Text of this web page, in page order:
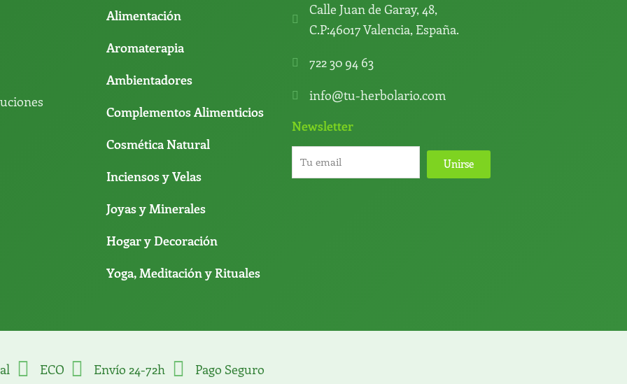
Alimentación
Aromaterapia
Ambientadores
Complementos Alimenticios
Cosmética Natural
Inciensos y Velas
Joyas y Minerales
Hogar y Decoración
Yoga, Meditación y Rituales
Calle Juan de Garay, 48,
C.P:46017 Valencia, España.
722 30 94 63
info@tu-herbolario.com
Newsletter
Unirse
ECO Envío 24-72h Pago Seguro